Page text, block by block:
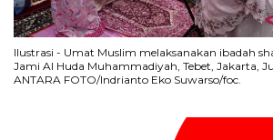
Ilustrasi - Umat Muslim melaksanakan ibadah
Jami Al Huda Muhammadiyah, Tebet, Jakarta,
ANTARA FOTO/Indrianto Eko Suwarso/foc.